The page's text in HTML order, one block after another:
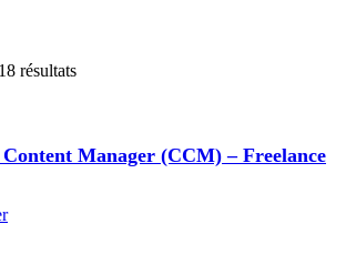
résultats
Manager (CCM) – Freelance